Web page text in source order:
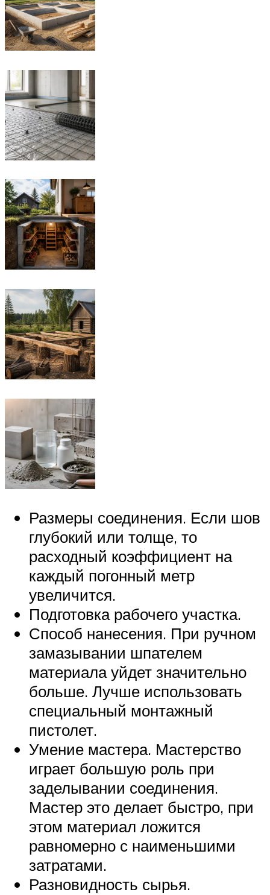
Размеры соединения. Если шов
глубокий или толще, то
расходный коэффициент на
каждый погонный метр
увеличится.
Подготовка рабочего участка.
Способ нанесения. При ручном
замазывании шпателем
материала уйдет значительно
больше. Лучше использовать
специальный монтажный
пистолет.
Умение мастера. Мастерство
играет большую роль при
заделывании соединения.
Мастер это делает быстро, при
этом материал ложится
равномерно с наименьшими
затратами.
Разновидность сырья.